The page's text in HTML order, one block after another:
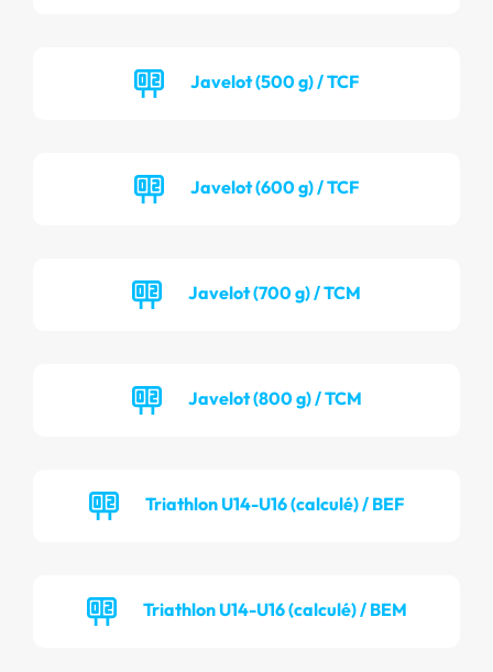
Javelot (500 g) / TCF
Javelot (600 g) / TCF
Javelot (700 g) / TCM
Javelot (800 g) / TCM
Triathlon U14-U16 (calculé) / BEF
Triathlon U14-U16 (calculé) / BEM